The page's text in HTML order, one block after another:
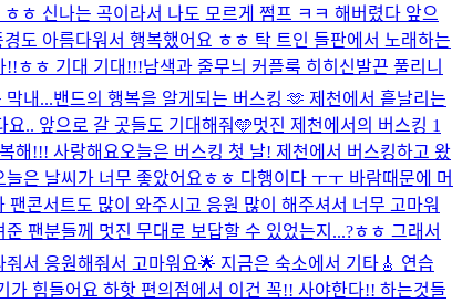
ㅎ 신나는 곡이라서 나도 모르게 쩜프 ㅋㅋ 해버렸다 앞으
도 아름다워서 행복했어요 ㅎㅎ 탁 트인 들판에서 노래하는
!!ㅎㅎ 기대 기대!!!남색과 줄무늬 커플룩 히히 신발끈 풀리니
막내...밴드의 행복을 알게되는 버스킹 🫶 제천에서 흩날리는
.. 앞으로 갈 곳들도 기대해줘🩵멋진 제천에서의 버스킹 1
해!!! 사랑해요 오늘은 버스킹 첫 날! 제천에서 버스킹하고 왔
은 날씨가 너무 좋았어요ㅎㅎ 다행이다 ㅜㅜ 바람때문에 머
팬콘서트도 많이 와주시고 응원 많이 해주셔서 너무 고마워
팬분들께 멋진 무대로 보답할 수 있었는지...?ㅎㅎ 그래서
서 응원해줘서 고마워요🌟 지금은 숙소에서 기타🎸 연습
힘들어요 하핫 편의점에서 이건 꼭!! 사야한다!! 하는것들